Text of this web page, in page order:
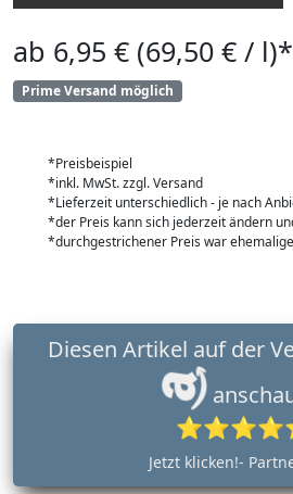
ab 6,95 € (69,50 € / l)*
Prime Versand möglich
*Preisbeispiel
*inkl. MwSt. zzgl. Versand
*Lieferzeit unterschiedlich - je nach
*der Preis kann sich jederzeit ändern
*durchgestrichener Preis war
Jetzt klicken!-